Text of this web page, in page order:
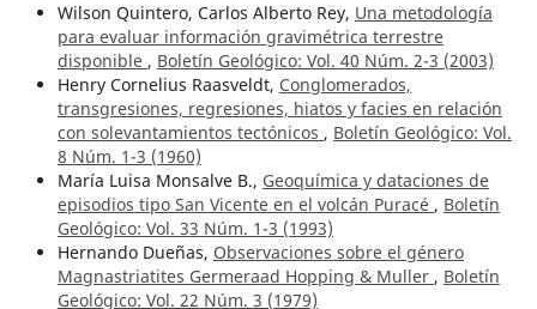
Wilson Quintero, Carlos Alberto Rey, Una metodología
para evaluar información gravimétrica terrestre
disponible , Boletín Geológico: Vol. 40 Núm. 2-3 (2003)
Henry Cornelius Raasveldt, Conglomerados,
transgresiones, regresiones, hiatos y facies en relación
con solevantamientos tectónicos , Boletín Geológico: Vol.
8 Núm. 1-3 (1960)
María Luisa Monsalve B., Geoquímica y dataciones de
episodios tipo San Vicente en el volcán Puracé , Boletín
Geológico: Vol. 33 Núm. 1-3 (1993)
Hernando Dueñas, Observaciones sobre el género
Magnastriatites Germeraad Hopping & Muller , Boletín
Geológico: Vol. 22 Núm. 3 (1979)